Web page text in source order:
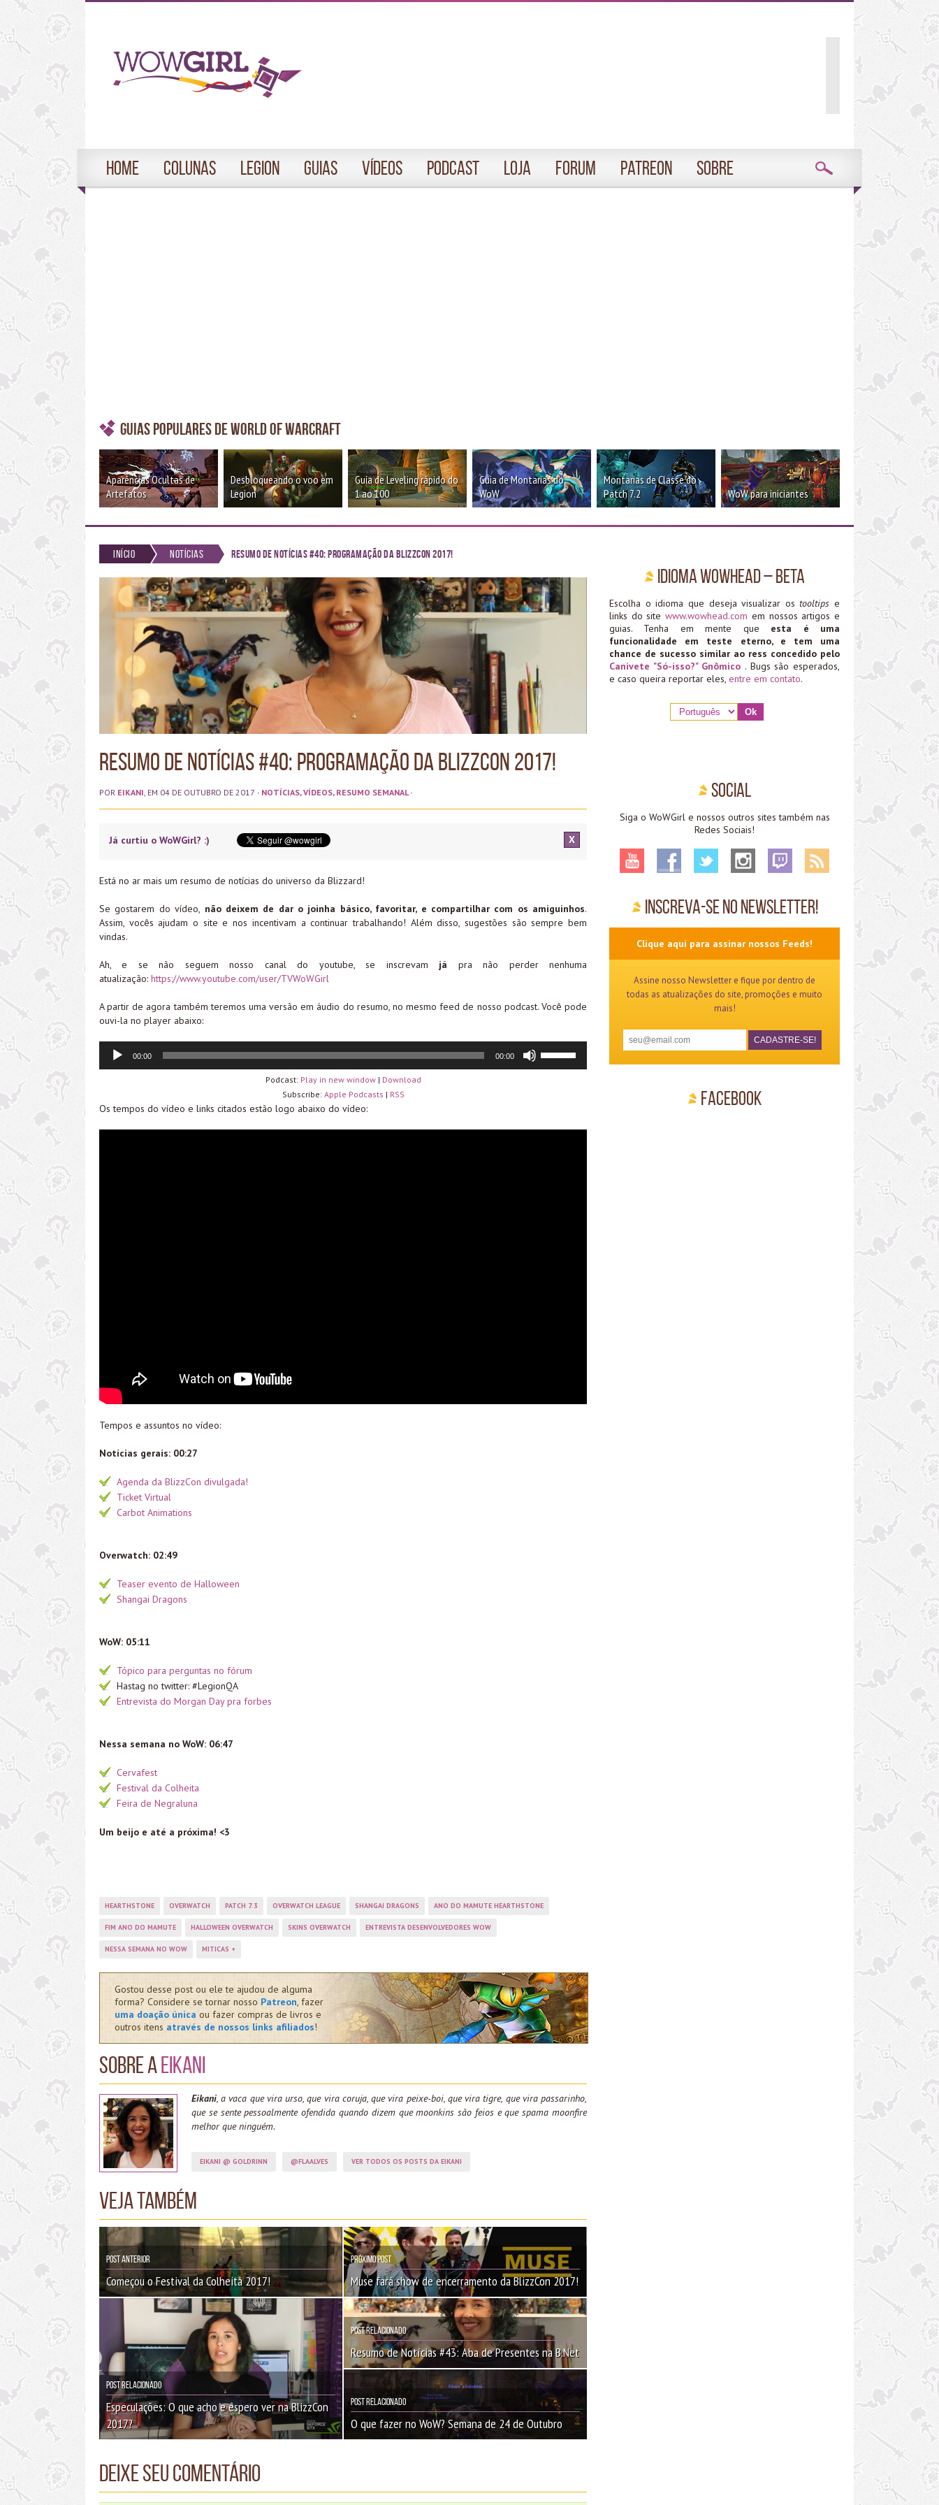
Home Colunas Legion Guias Vídeos Podcast Loja Forum Patreon Sobre
Guias Populares de World of Warcraft
Aparências Ocultas de
Artefatos
Desbloqueando o voo em
Legion
Guia de Leveling rápido do
1 ao 100
Guia de Montarias do
WoW
Montarias de Classe do
Patch 7.2
WoW para iniciantes
Início Notícias Resumo de Notícias #40: Programação da BlizzCon 2017!
Resumo de Notícias #40: Programação da BlizzCon 2017!
POR EIKANI, EM 04 DE OUTUBRO DE 2017 · NOTÍCIAS,VÍDEOS, RESUMO SEMANAL·
Já curtiu o WoWGirl? :) X
Está no ar mais um resumo de notícias do universo da Blizzard!
Se gostarem do vídeo, não deixem de dar o joinha básico, favoritar, e compartilhar com os amiguinhos.
Assim, vocês ajudam o site e nos incentivam a continuar trabalhando! Além disso, sugestões são sempre bem
vindas.
Ah, e se não seguem nosso canal do youtube, se inscrevam já pra não perder nenhuma
atualização: https://www.youtube.com/user/TVWoWGirl
A partir de agora também teremos uma versão em áudio do resumo, no mesmo feed de nosso podcast. Você pode
ouvi-la no player abaixo:
Tocador
áudio
00:00 00:00
as
setas
Podcast: Play in new window| Download
Subscribe: Apple Podcasts | RSS
Os tempos do vídeo e links citados estão logo abaixo do vídeo:
Tempos e assuntos no vídeo:
Notícias gerais: 00:27
Agenda da BlizzCon divulgada!
Ticket Virtual
Carbot Animations
Overwatch: 02:49
Teaser evento de Halloween
Shangai Dragons
WoW: 05:11
Tópico para perguntas no fórum
Hastag no twitter: #LegionQA
Entrevista do Morgan Day pra forbes
Nessa semana no WoW: 06:47
Cervafest
Festival da Colheita
Feira de Negraluna
Um beijo e até a próxima! <3
HEARTHSTONE OVERWATCH PATCH 7.3 OVERWATCH LEAGUE SHANGAI DRAGONS ANO DO MAMUTE HEARTHSTONE
FIM ANO DO MAMUTE HALLOWEEN OVERWATCH SKINS OVERWATCH ENTREVISTA DESENVOLVEDORES WOW
NESSA SEMANA NO WOW MITICAS +
Gostou desse post ou ele te ajudou de alguma
forma? Considere se tornar nosso Patreon, fazer
uma doação única ou fazer compras de livros e
outros itens através de nossos links afiliados!
Sobre aEikani
Eikani, a vaca que vira urso, que vira coruja, que vira peixe-boi, que vira tigre, que vira passarinho,
que se sente pessoalmente ofendida quando dizem que moonkins são feios e que spama moonfire
melhor que ninguém.
EIKANI @ GOLDRINN @FLAALVES VER TODOS OS POSTS DA EIKANI
Veja também
Post Anterior
Começou o Festival da Colheita 2017!
Próximo Post
Muse fará show de encerramento da BlizzCon 2017!
Post Relacionado
Especulações: O que acho e espero ver na BlizzCon
2017?
Post Relacionado
Resumo de Notícias #43: Aba de Presentes na B.Net
Post Relacionado
O que fazer no WoW? Semana de 24 de Outubro
Deixe seu comentário
Idioma WoWHead – Beta
Escolha o idioma que deseja visualizar ostooltips e
links do sitewww.wowhead.com em nossos artigos e
guias. Tenha em mente que esta é uma
funcionalidade em teste eterno, e tem uma
chance de sucesso similar ao ress concedido pelo
Canivete "Só-isso?" Gnômico . Bugs são esperados,
e caso queira reportar eles, entre em contato.
Social
Siga o WoWGirl e nossos outros sites também nas
Redes Sociais!
Inscreva-se no Newsletter!
Clique aqui para assinar nossos Feeds!
Assine nosso Newsletter e fique por dentro de
todas as atualizações do site, promoções e muito
mais!
Facebook